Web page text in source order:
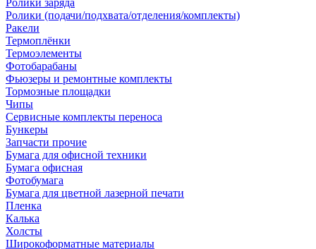
Ролики заряда
Ролики (подачи/подхвата/отделения/комплекты)
Ракели
Термоплёнки
Термоэлементы
Фотобарабаны
Фьюзеры и ремонтные комплекты
Тормозные площадки
Чипы
Сервисные комплекты переноса
Бункеры
Запчасти прочие
Бумага для офисной техники
Бумага офисная
Фотобумага
Бумага для цветной лазерной печати
Пленка
Калька
Холсты
Широкоформатные материалы